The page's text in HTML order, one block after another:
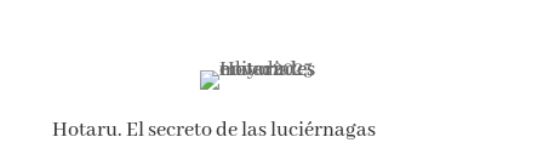
Hotaru. El secreto de las luciérnagas
Únete a nuestra comunidad de amantes de la